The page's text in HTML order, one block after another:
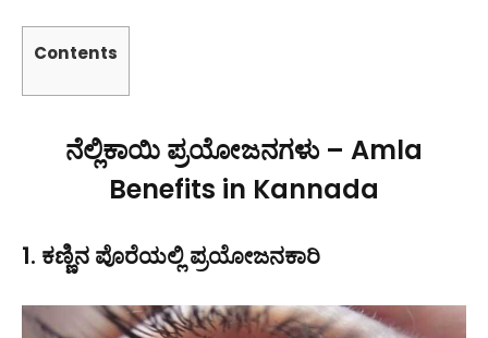
Contents
ನೆಲ್ಲಿಕಾಯಿ ಪ್ರಯೋಜನಗಳು – Amla
Benefits in Kannada
1. ಕಣ್ಣಿನ ಪೊರೆಯಲ್ಲಿ ಪ್ರಯೋಜನಕಾರಿ